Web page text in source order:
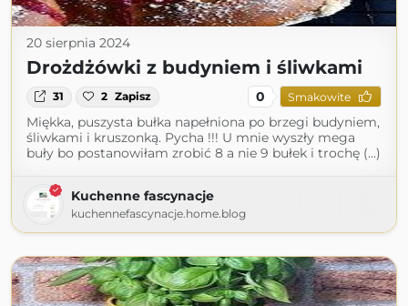
20 sierpnia 2024
Drożdżówki z budyniem i śliwkami
31 2 Zapisz 0 Smakowite
Miękka, puszysta bułka napełniona po brzegi budyniem,
śliwkami i kruszonką. Pycha !!! U mnie wyszły mega
buły bo postanowiłam zrobić 8 a nie 9 bułek i trochę (...)
Kuchenne fascynacje
kuchennefascynacje.home.blog